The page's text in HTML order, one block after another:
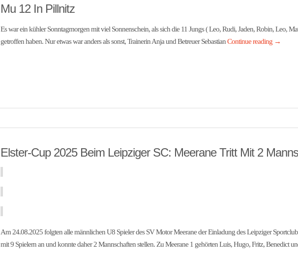
Mu 12 In Pillnitz
Es war ein kühler Sonntagmorgen mit viel Sonnenschein, als sich die 11 Jungs ( Leo, Rudi, Jaden, Robin, Leo,
getroffen haben. Nur etwas war anders als sonst, Trainerin Anja und Betreuer SebastianContinue reading →
Elster-Cup 2025 Beim Leipziger SC: Meerane Tritt Mit 2
Am 24.08.2025 folgten alle männlichen U8 Spieler des SV Motor Meerane der Einladung des Leipziger
mit 9 Spielern an und konnte daher 2 Mannschaften stellen. Zu Meerane 1 gehörten Luis, Hugo, Fritz, Benedict